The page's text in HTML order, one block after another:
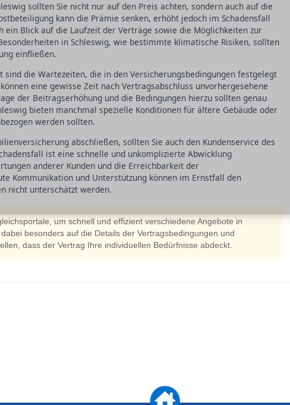
sollten Sie nicht nur auf den Preis achten, sondern auch auf die
kann die Prämie senken, erhöht jedoch im Schadensfall
ein Blick auf die Laufzeit der Verträge sowie die Möglichkeiten zur
in Schleswig, wie bestimmte klimatische Risiken, sollten
einfließen.
die Wartezeiten, die in den Versicherungsbedingungen festgelegt
eine gewisse Zeit nach Vertragsabschluss unvorhergesehene
der Beitragserhöhung und die Bedingungen hierzu sollten genau
bieten manchmal spezielle Konditionen für ältere Gebäude oder
werden sollten.
abschließen, sollten Sie auch den Kundenservice des
ist eine schnelle und unkomplizierte Abwicklung
anderer Kunden und die Erreichbarkeit der
Kommunikation und Unterstützung können im Ernstfall den
nicht unterschätzt werden.
um schnell und effizient verschiedene Angebote in
besonders auf die Details der Vertragsbedingungen und
dass der Vertrag Ihre individuellen Bedürfnisse abdeckt.